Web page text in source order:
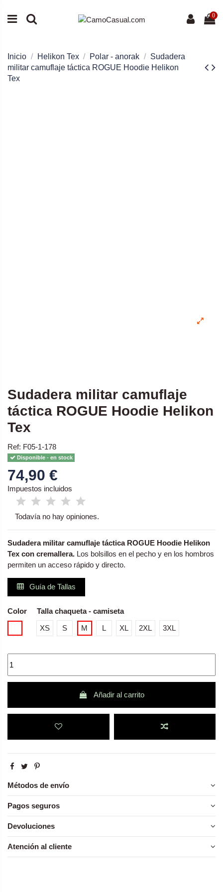
0
Inicio Helikon Tex Polar - anorak
Sudadera
militar camuflaje táctica ROGUE Hoodie Helikon
Tex
Sudadera militar camuflaje
táctica ROGUE Hoodie Helikon
Tex
Ref: F05-1-178
Disponible - en stock
74,90 €
Impuestos incluidos
Todavía no hay opiniones.
Sudadera militar camuflaje táctica ROGUE Hoodie Helikon
Tex con cremallera. Los bolsillos en el pecho y en los hombros
permiten un acceso rápido y directo.
Guía de Tallas
Color
Multicam black
Talla chaqueta - camiseta
XS
S M L XL 2XL 3XL
Añadir al carrito
Métodos de envío
Pagos seguros
Devoluciones
Atención al cliente